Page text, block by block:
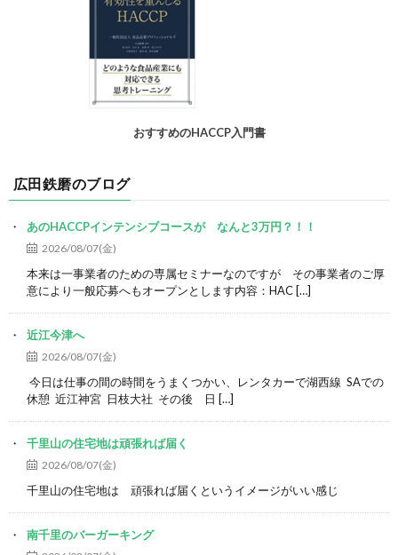
おすすめのHACCP入門書
広田鉄磨のブログ
あのHACCPインテンシブコースが なんと3万円？！！
2026/08/07(金)
本来は一事業者のための専属セミナーなのですが その事業者のご厚
意により一般応募へもオープンとします内容：HAC […]
近江今津へ
2026/08/07(金)
今日は仕事の間の時間をうまくつかい、レンタカーで湖西線 SAでの
休憩 近江神宮 日枝大社 その後 日 […]
千里山の住宅地は頑張れば届く
2026/08/07(金)
千里山の住宅地は 頑張れば届くというイメージがいい感じ
南千里のバーガーキング